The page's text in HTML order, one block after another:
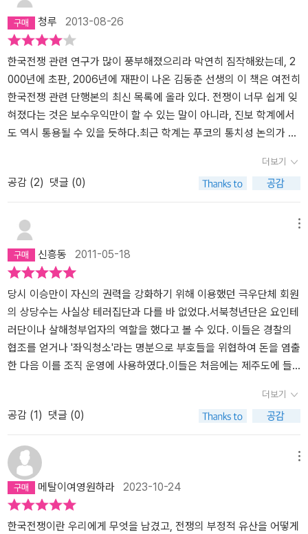
가 38선에서 보초를 서고 있던 장병이 된듯한 느낌을 준다. 그 그림
이 포착하는 탱크의 모습은 주로 앞모습이었지 뒷모습이나 옆모습이
아니었다. ‘남침기습’이라는 공식에 걸맞으려면 그렇게 그려지는 것이
당연했으리라. 이 책 『전쟁과 사회』의 저자 김동춘은 역사학자가 아
닌 사회학자답게, 한국전쟁의 ‘기원’을 찾는다거나 ‘책임자’를 추궁하
는데 몰두하지 않는다. ‘코리언’들에게 중요한 것은 ‘누가 시작했는
가’보다 ‘왜 시작되었는가’이며, ‘왜 시작되었는가’보다 더 중요한 것은
실제 전쟁 중 무슨 일이 있었으며, 전쟁을 통해 누가 무엇을 얻었는가,
시아 평화를 원하는 모든 사람들에게 그것은 어떤 의미를 갖는가, 어
떤 교훈을 이끌어 낼 수 있는가 하는 것이다(85쪽). 그래서 이 책은
기존 연구가 집중하고 있던 한국전쟁의 원인, 배경, 경과 같은 부분보
다는 ‘피란’이나 ‘점령’, ‘학살’과 같은 조금은 낯선 부분에 주목한다. 그
것이 이 책이 기존의 연구서들과 가장 다른 점이라고 할 수 있을 것이
다. 어찌보면 당연할 수도 있는 이야기들이 기존 연구들과 ‘다르다’라
고 표현할 수밖에 없는 것이 이 책이 출간될 당시의 현실이었다고 할
수 있겠다(그리고 실은, 2011년 현재가 그 당시보다 더 '퇴행'한 느낌
이다). 사실 저자가 한국전쟁이라는 주제에 관심을 가지게 된 것은,
한국의 노동운동을 연구하다보니 한국사회의 갈등이 단순한 사회갈
등이 아니라 전쟁처럼 느껴졌기 때문이다. 이러한 반성들은 군사적인
것과 사회경제적인 현상을 분리해서 사고해 온 한국의 기존 사회과학
다. 군사적으로 볼 때 한반도에서는 여전히 휴전체제가 평화체제로
바뀌지 않고 있으며 전쟁은 계속되고 있다는 극히 평범하고 상식적인
사실을 그동안 필자가 심각하게 고려하지 않았다는 점을 자각하게 되
었다. 이러한 문제의식은 그 동안 필자가 겪어 온 과정, 그리고 군사적
인 조건과 결부시키지 않고 이해해 온 정치적 지배질서와 사회적 갈
등, 사회통제 등을 전쟁의 연장, 전쟁의 지속으로 이해할 수 있지 않은
가 하는 생각으로 가닥이 잡혔다. (55쪽) 이런 문제의식을 시작으로
연구를 시작했지만, 저자가 보기에 한국전쟁 연구는 지나친 편향성을
청루 2013-08-26
한국전쟁 관련 연구가 많이 풍부해졌으리라 막연히 짐작해왔는데, 2
000년에 초판, 2006년에 재판이 나온 김동춘 선생의 이 책은 여전히
한국전쟁 관련 단행본의 최신 목록에 올라 있다. 전쟁이 너무 쉽게 잊
혀졌다는 것은 보수우익만이 할 수 있는 말이 아니라, 진보 학계에서
도 역시 통용될 수 있을 듯하다.최근 학계는 푸코의 통치성 논의가 한
주목을 받고 있는 듯하다. 이들의 견해는 분명히 다르지만 양자 모두
명시적인 폭력과 권력보다는 미시적인 차원의 권력이 일상에서 작동
하는 방식에 주목을 하고 있는 것으로 보인다. 나 역시 이 흐름 속에서
공부를 하고 논문을 써왔으므로 그 자장에서 벗어나 있다고 할 수는
없겠지만, 자유로운 개인들의 활동 속에서 생겨나는 권력 효과라거나
생활정치 등의 논의가 (적어도 한국의 상황을 생각해보면) 다소 억지
스럽다는 근본적인 반감이 생기고 있었다. 비판할 권력이 좀처럼 보
이지 않는 상황에서 이론적 분투를 통해 비판대상을 만들어내는 것
같다는 느낌이랄까... 물론 아직은 조심스러운 이야기이다.반면 전쟁
이나 혁명과 같은 '사건'은 눈에 보이지 않는 권력을 통해서가 아니라
가시적이고 명백하고 즉각적인 폭력과 물리력을 통해서 사회를 형성·
변화·파괴시킨다. 현대 한국의 사회는 식민지, 전쟁, 독재, 광주, 87년
습이라거나 사회문제는 사실 매우 최신의 것이라고 할 수 있다. 따라
서 현재의 한국사회를 이해하기 위해서는 이들 거대한 사건들을 반드
시 짚어야만 한다는 생각이 뒤늦게 들었다. 저자인 김동춘 선생은 어
느 정도 이러한 문제의식을 공유하고 있는 것으로 보인다. 지금까지
한국전쟁 연구가 주로 '전투'의 측면에만 초점이 맞추어져 왔으며, 그
것의 배후에 있는 '정치'의 문제, 그리고 전쟁이 사회에 미친 효과, 즉
실제로 민중들이 경험했던 전쟁의 측면은 억압된 기억으로 남아 있다
는 것이 연구의 출발점이다. 『전쟁과 사회 』라는 이 책의 제목은 이러
더보기
공감 (2) 댓글 (0)
신흥동 2011-05-18
당시 이승만이 자신의 권력을 강화하기 위해 이용했던 극우단체 회원
의 상당수는 사실상 테러집단과 다를 바 없었다.서북청년단은 요인테
러단이나 살해청부업자의 역할을 했다고 볼 수 있다. 이들은 경찰의
협조를 얻거나 '좌익청소'라는 명분으로 부호들을 위협하여 돈을 염출
한 다음 이를 조직 운영에 사용하였다.이들은 처음에는 제주도에 들
않은 사람들을 총살하기도 했다. 제주 4, 3 사건 당시 유혈 학살은 서
북청년단이 주도했다고 해도 과언이 아니다. - 347 쪽에서
더보기
공감 (1) 댓글 (0)
메탈이여영원하라 2023-10-24
한국전쟁이란 우리에게 무엇을 남겼고, 전쟁의 부정적 유산을 어떻게